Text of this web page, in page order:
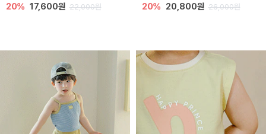
20% 17,600원 22,000원 20% 20,800원 26,000원